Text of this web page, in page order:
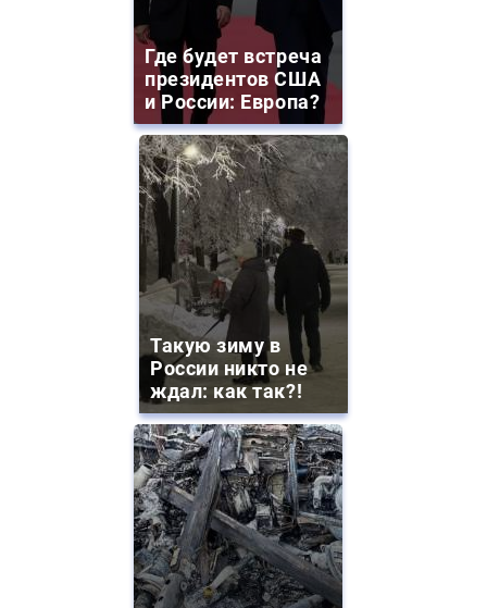
Где будет встреча
президентов США
и России: Европа?
Такую зиму в
России никто не
ждал: как так?!